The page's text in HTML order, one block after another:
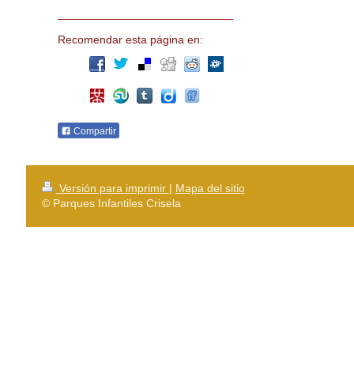
Recomendar esta página en:
Compartir
Versión para imprimir | Mapa del sitio
© Parques Infantiles Crisela